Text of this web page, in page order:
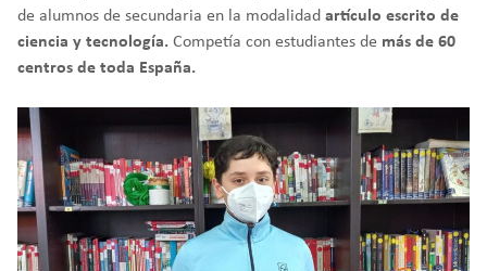
de alumnos de secundaria en la modalidad artículo escrito de
ciencia y tecnología. Competía con estudiantes de más de 60
centros de toda España.